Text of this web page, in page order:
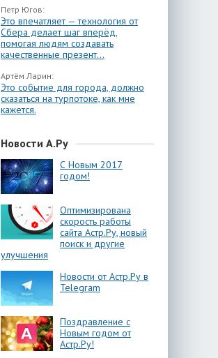
Петр Югов:
Это впечатляет — технология от
Сбера делает шаг вперёд,
помогая людям создавать
качественные презент...
Артём Ларин:
Это событие для города, должно
сказаться на турпотоке, как мне
кажется.
Новости А.Ру
С Новым 2017
годом!
Оптимизирована
скорость работы
сайта Астр.Ру, новый
поиск и другие
улучшения
Новости от Астр.Ру в
Telegram
Поздравление с
Новым годом от
Астр.Ру!